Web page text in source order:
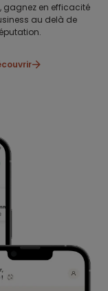
gagnez en efficacité
au delà de